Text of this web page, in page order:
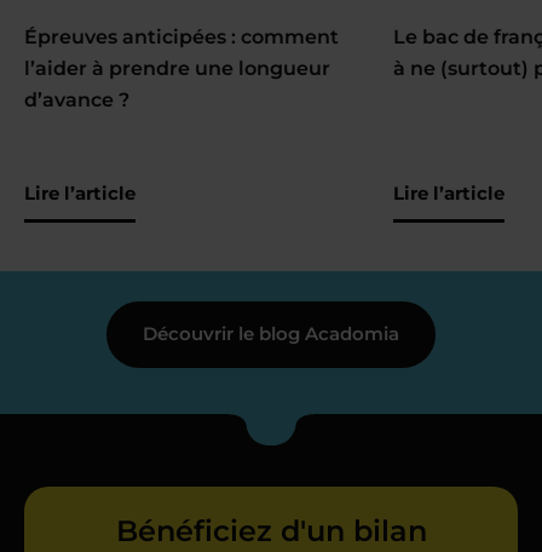
Épreuves anticipées : comment
l’aider à prendre une longueur
d’avance ?
Lire l’article
Le bac de
à ne (surtout)
Lire l’article
Découvrir le blog Acadomia
Bénéficiez d'un bilan